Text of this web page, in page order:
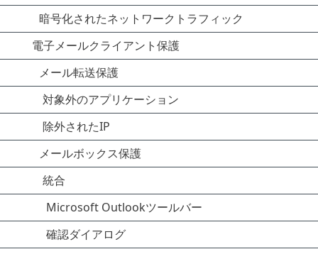
暗号化されたネットワークトラフィック
電子メールクライアント保護
メール転送保護
対象外のアプリケーション
除外されたIP
メールボックス保護
統合
Microsoft Outlookツールバー
確認ダイアログ